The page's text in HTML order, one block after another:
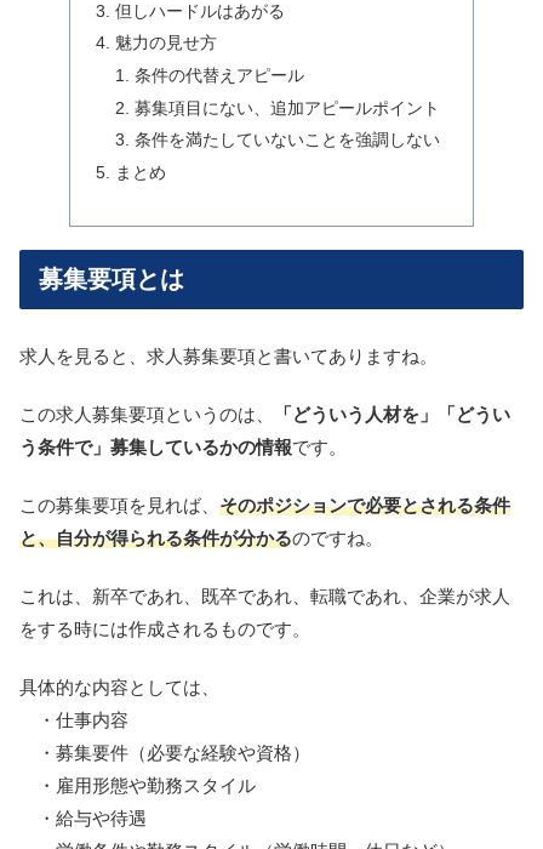
但しハードルはあがる
魅力の見せ方
条件の代替えアピール
募集項目にない、追加アピールポイント
条件を満たしていないことを強調しない
まとめ
募集要項とは
求人を見ると、求人募集要項と書いてありますね。
この求人募集要項というのは、
「どういう人材を」「どうい
う条件で」 募集しているかの情報です。
この募集要項を見れば、 そのポジションで必要とされる条件
と、自分が得られる条件が分かるのですね。
これは、新卒であれ、既卒であれ、転職であれ、 企業が求人
をする時には作成されるものです。
具体的な内容としては、
・仕事内容
・募集要件（必要な経験や資格）
・雇用形態や勤務スタイル
・給与や待遇